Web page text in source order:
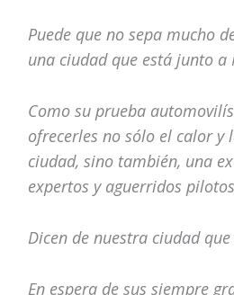
Puede que no sepa mucho
una ciudad que está junto a
Como su prueba
ofrecerles no sólo el calor y
ciudad, sino también, una
expertos y aguerridos
Dicen de nuestra ciudad
En espera de sus siempre